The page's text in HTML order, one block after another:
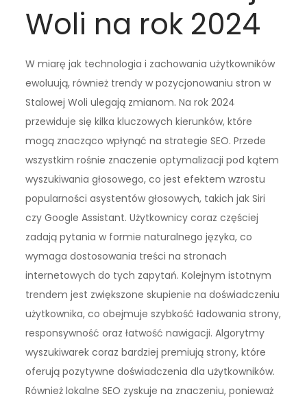
Woli na rok 2024
W miarę jak technologia i zachowania użytkowników
ewoluują, również trendy w pozycjonowaniu stron w
Stalowej Woli ulegają zmianom. Na rok 2024
przewiduje się kilka kluczowych kierunków, które
mogą znacząco wpłynąć na strategie SEO. Przede
wszystkim rośnie znaczenie optymalizacji pod kątem
wyszukiwania głosowego, co jest efektem wzrostu
popularności asystentów głosowych, takich jak Siri
czy Google Assistant. Użytkownicy coraz częściej
zadają pytania w formie naturalnego języka, co
wymaga dostosowania treści na stronach
internetowych do tych zapytań. Kolejnym istotnym
trendem jest zwiększone skupienie na doświadczeniu
użytkownika, co obejmuje szybkość ładowania strony,
responsywność oraz łatwość nawigacji. Algorytmy
wyszukiwarek coraz bardziej premiują strony, które
oferują pozytywne doświadczenia dla użytkowników.
Również lokalne SEO zyskuje na znaczeniu, ponieważ